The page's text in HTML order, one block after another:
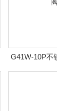
G41W-10P不
孔 隔